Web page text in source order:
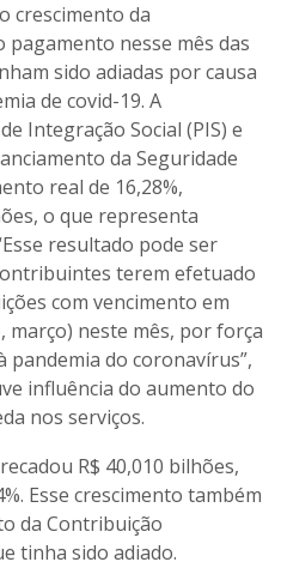
crescimento da
pagamento nesse mês das
sido adiadas por causa
de covid-19. A
Integração Social (PIS) e
da Seguridade
real de 16,28%,
o que representa
resultado pode ser
terem efetuado
com vencimento em
neste mês, por força
pandemia do coronavírus”,
influência do aumento do
nos serviços.
R$ 40,010 bilhões,
Esse crescimento também
da Contribuição
tinha sido adiado.